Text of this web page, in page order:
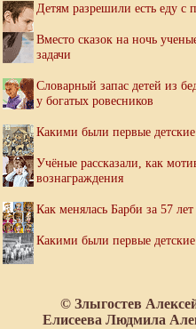
Детям разрешили есть еду с
Вместо сказок на ночь
задачи
Словарный запас детей из
у богатых ровесников
Какими были первые
Учёные рассказали, как
вознаграждения
Как менялась Барби за 57 лет
Какими были первые
© Злыгостев
Елисеева Людмила